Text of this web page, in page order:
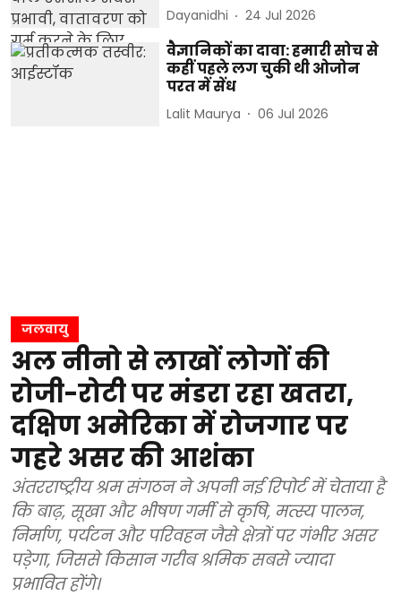
Dayanidhi 24 Jul 2026
वैज्ञानिकों का दावा: हमारी सोच से
कहीं पहले लग चुकी थी ओजोन
परत में सेंध
Lalit Maurya 06 Jul 2026
जलवायु
अल नीनो से लाखों लोगों की
रोजी-रोटी पर मंडरा रहा खतरा,
दक्षिण अमेरिका में रोजगार पर
गहरे असर की आशंका
अंतरराष्ट्रीय श्रम संगठन ने अपनी नई रिपोर्ट में चेताया है
कि बाढ़, सूखा और भीषण गर्मी से कृषि, मत्स्य पालन,
निर्माण, पर्यटन और परिवहन जैसे क्षेत्रों पर गंभीर असर
पड़ेगा, जिससे किसान गरीब श्रमिक सबसे ज्यादा
प्रभावित होंगे।